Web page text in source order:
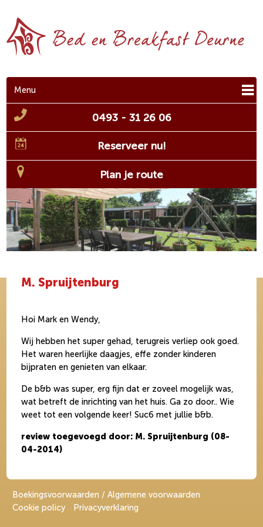
Menu
0493 - 31 26 06
Reserveer nu!
Plan je route
M. Spruijtenburg
Hoi Mark en Wendy,
Wij hebben het super gehad, terugreis verliep ook goed.
Het waren heerlijke daagjes, effe zonder kinderen
bijpraten en genieten van elkaar.
De b&b was super, erg fijn dat er zoveel mogelijk was,
wat betreft de inrichting van het huis. Ga zo door.. Wie
weet tot een volgende keer! Suc6 met jullie b&b.
review toegevoegd door: M. Spruijtenburg (08-
04-2014)
Boekingsvoorwaarden / Algemene voorwaarden
Cookie policy
Privacyverklaring